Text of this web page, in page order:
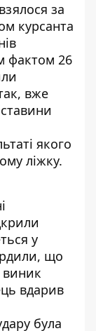
за
курсанта
фактом 26
вже
якого
ліжку.
у
що
виник
вдарив
була